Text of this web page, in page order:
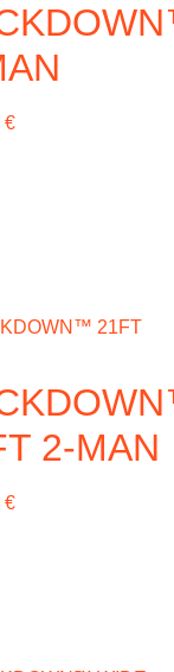
€
2-MAN
€